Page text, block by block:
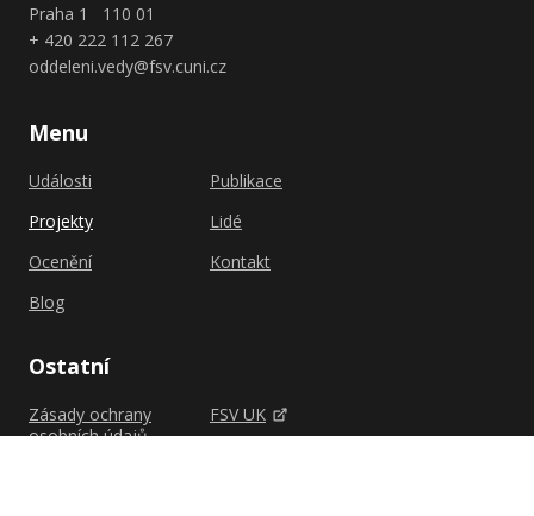
Praha 1 110 01
+ 420 222 112 267
oddeleni.vedy@fsv.cuni.cz
Menu
Události
Projekty
Ocenění
Blog
Publikace
Lidé
Kontakt
Ostatní
Zásady ochrany
osobních údajů
FSV UK